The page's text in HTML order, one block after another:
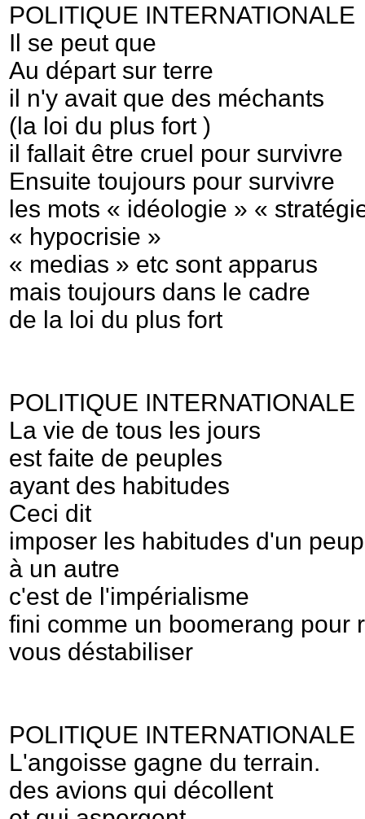
POLITIQUE INTERNATIONALE
Il se peut que
Au départ sur terre
il n'y avait que des méchants
(la loi du plus fort )
il fallait être cruel pour survivre
Ensuite toujours pour survivre
les mots « idéologie » «
« hypocrisie »
« medias » etc sont apparus
mais toujours dans le cadre
de la loi du plus fort
POLITIQUE INTERNATIONALE
La vie de tous les jours
est faite de peuples
ayant des habitudes
Ceci dit
imposer les habitudes d'un
à un autre
c'est de l'impérialisme
fini comme un boomerang pour
vous déstabiliser
POLITIQUE INTERNATIONALE
L'angoisse gagne du terrain.
des avions qui décollent